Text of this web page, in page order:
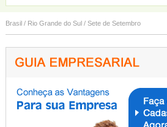
Brasil/ Rio Grande do Sul/ Sete de Setembro